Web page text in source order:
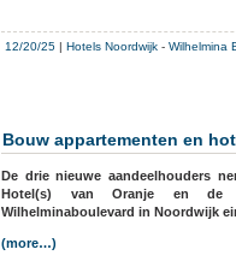
12/20/25 | Hotels Noordwijk - Wilhelmina
Bouw appartementen en
De drie nieuwe aandeelhouders
Hotel(s) van Oranje en de
Wilhelminaboulevard in Noordwijk
(more…)